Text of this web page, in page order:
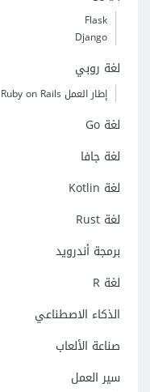
Flask
Django
لغة روبي
إطار العمل Ruby on Rails
لغة Go
لغة جافا
لغة Kotlin
لغة Rust
برمجة أندرويد
لغة R
الذكاء الاصطناعي
صناعة الألعاب
سير العمل